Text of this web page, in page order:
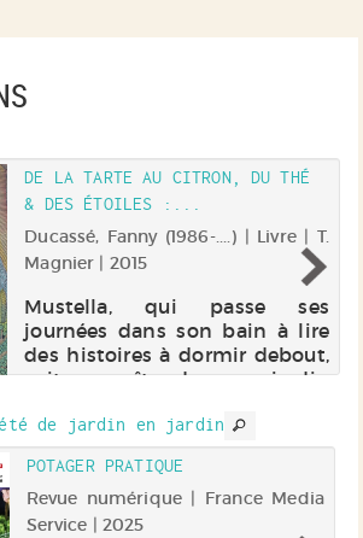
DE LA TARTE AU CITRON, DU THÉ
& DES ÉTOILES :...
Ducassé, Fanny (1986-....) | Livre | T.
Magnier | 2015
Mustella, qui passe ses
journées dans son bain à lire
des histoires à dormir debout,
voit apparaître dans son jardin
Elle part aussitôt à sa
poursuite. Electre 2015
de jardin en jardin
POTAGER PRATIQUE
Revue numérique | France Media
Service | 2025